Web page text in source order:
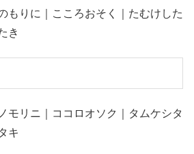
もりに｜こころおそく｜たむけした
き
モリニ｜ココロオソク｜タムケシタ
キ